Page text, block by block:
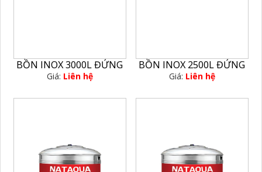
BỒN INOX 3000L ĐỨNG
Giá: Liên hệ
BỒN INOX 2500L ĐỨNG
Giá: Liên hệ